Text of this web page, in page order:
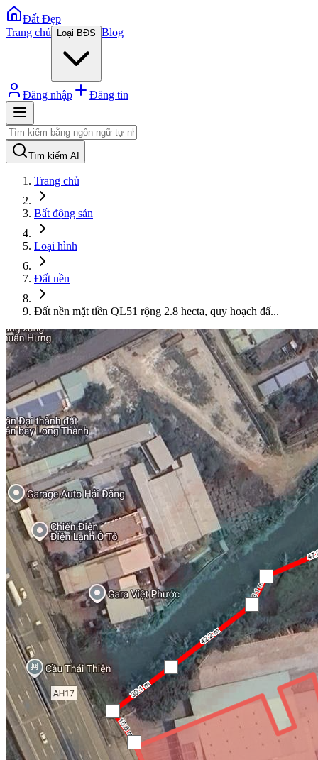
Đất Đẹp
Trang chủ
Loại BĐS Blog
Đăng nhập Đăng tin
Tìm kiếm AI
Trang chủ
Bất động sản
Loại hình
Đất nền
Đất nền mặt tiền QL51 rộng 2.8 hecta, quy hoạch đấ...